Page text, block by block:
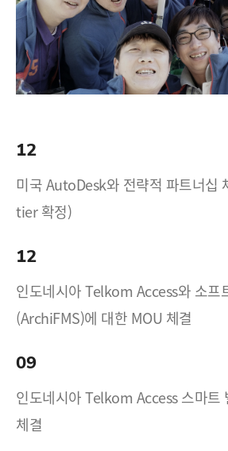
12
미국 AutoDesk와 전략적 파트너십
tier 확정)
12
인도네시아 Telkom Access와 소프
(ArchiFMS)에 대한 MOU 체결
09
인도네시아 Telkom Access 스마트
체결